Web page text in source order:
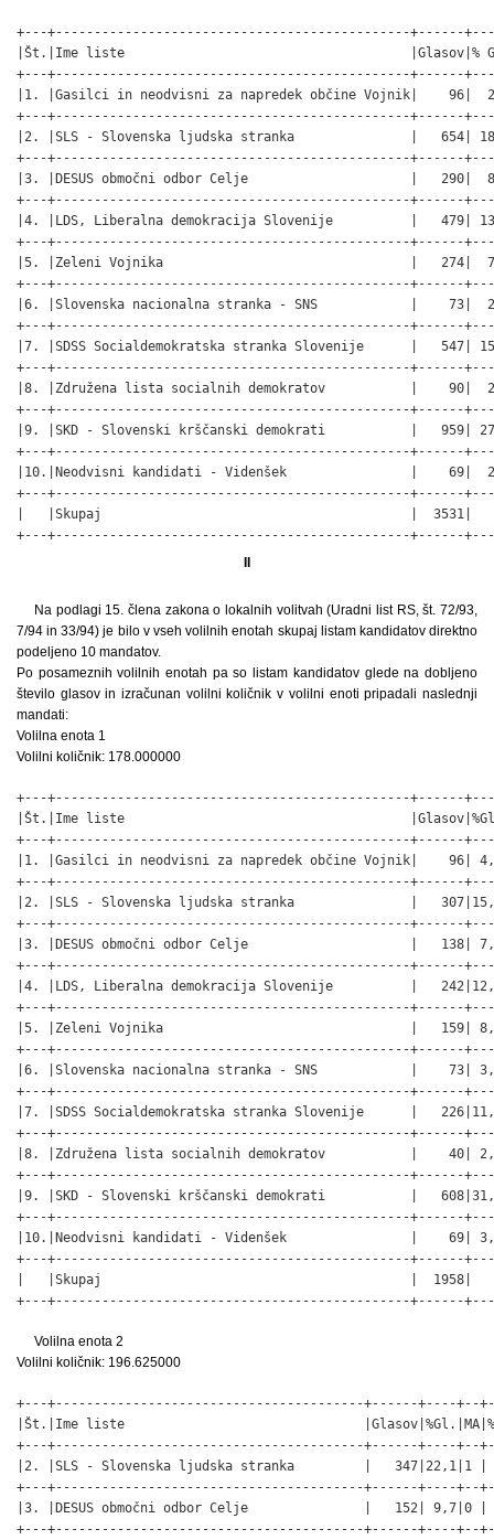
+---+----------------------------------------------+------
|Št.|Ime liste                                     |Glasov|%
+---+----------------------------------------------+------
|1. |Gasilci in neodvisni za napredek občine Vojnik|    96|
+---+----------------------------------------------+------
|2. |SLS - Slovenska ljudska stranka               |   654|
+---+----------------------------------------------+------
|3. |DESUS območni odbor Celje                     |   290|
+---+----------------------------------------------+------
|4. |LDS, Liberalna demokracija Slovenije          |   479|
+---+----------------------------------------------+------
|5. |Zeleni Vojnika                                |   274|
+---+----------------------------------------------+------
|6. |Slovenska nacionalna stranka - SNS            |    73|
+---+----------------------------------------------+------
|7. |SDSS Socialdemokratska stranka Slovenije      |   547|
+---+----------------------------------------------+------
|8. |Združena lista socialnih demokratov           |    90|
+---+----------------------------------------------+------
|9. |SKD - Slovenski krščanski demokrati           |   959|
+---+----------------------------------------------+------
|10.|Neodvisni kandidati - Videnšek                |    69|
+---+----------------------------------------------+------
|   |Skupaj                                        |  3531|
+---+----------------------------------------------+------
II
Na podlagi 15. člena zakona o lokalnih volitvah (Uradni list RS, št. 72/93,
7/94 in 33/94) je bilo v vseh volilnih enotah skupaj listam kandidatov direktno
podeljeno 10 mandatov.
Po posameznih volilnih enotah pa so listam kandidatov glede na dobljeno
število glasov in izračunan volilni količnik v volilni enoti pripadali naslednji
mandati:
Volilna enota 1
Volilni količnik: 178.000000
+---+----------------------------------------------+------
|Št.|Ime liste
+---+----------------------------------------------+------
|1. |Gasilci in neodvisni za napredek občine Vojnik|    96|
+---+----------------------------------------------+------
|2. |SLS - Slovenska ljudska stranka               |
+---+----------------------------------------------+------
|3. |DESUS območni odbor Celje                     |   138|
+---+----------------------------------------------+------
|4. |LDS, Liberalna demokracija Slovenije          |
+---+----------------------------------------------+------
|5. |Zeleni Vojnika                                |   159|
+---+----------------------------------------------+------
|6. |Slovenska nacionalna stranka - SNS            |    73|
+---+----------------------------------------------+------
|7. |SDSS Socialdemokratska stranka Slovenije      |
+---+----------------------------------------------+------
|8. |Združena lista socialnih demokratov           |    40|
+---+----------------------------------------------+------
|9. |SKD - Slovenski krščanski demokrati           |
+---+----------------------------------------------+------
|10.|Neodvisni kandidati - Videnšek                |    69|
+---+----------------------------------------------+------
|   |Skupaj                                        |  1958|
+---+----------------------------------------------+------
Volilna enota 2
Volilni količnik: 196.625000
+---+----------------------------------------+------+----+--
|Št.|Ime liste
+---+----------------------------------------+------+----+--
|2. |SLS - Slovenska ljudska stranka         |   347|22,1|1
+---+----------------------------------------+------+----+--
|3. |DESUS območni odbor Celje               |   152| 9,7|0
+---+----------------------------------------+------+----+--